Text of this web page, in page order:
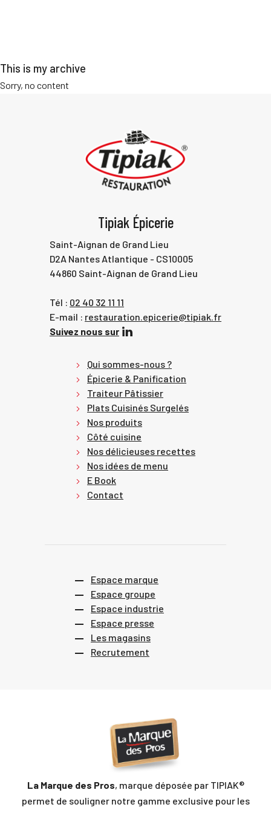
This is my archive
Sorry, no content
Tipiak Épicerie
Saint-Aignan de Grand Lieu
D2A Nantes Atlantique - CS10005
44860 Saint-Aignan de Grand Lieu
Tél : 02 40 32 11 11
E-mail : restauration.epicerie@tipiak.fr
Suivez nous sur
Qui sommes-nous ?
Épicerie & Panification
Traiteur Pâtissier
Plats Cuisinés Surgelés
Nos produits
Côté cuisine
Nos délicieuses recettes
Nos idées de menu
E Book
Contact
Espace marque
Espace groupe
Espace industrie
Espace presse
Les magasins
Recrutement
La Marque des Pros, marque déposée par TIPIAK®
permet de souligner notre gamme exclusive pour les